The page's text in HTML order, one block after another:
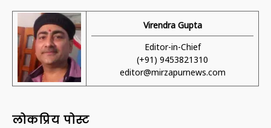
Virendra Gupta
Editor-in-Chief
(+91) 9453821310
editor@mirzapurnews.com
लोकप्रिय पोस्ट